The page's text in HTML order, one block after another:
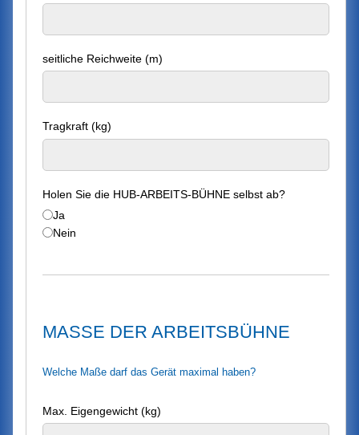
seitliche Reichweite (m)
Tragkraft (kg)
Holen Sie die HUB-ARBEITS-BÜHNE selbst ab?
Ja
Nein
MASSE DER ARBEITSBÜHNE
Welche Maße darf das Gerät maximal haben?
Max. Eigengewicht (kg)